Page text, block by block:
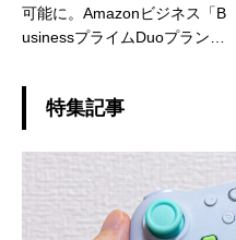
可能に。Amazonビジネス「B
usinessプライムDuoプラン」
特集記事